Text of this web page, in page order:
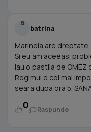
B
batrina
Marinela are dreptate.
Si eu am aceeasi
iau o pastila de
Regimul e cel mai
seara dupa ora 5.
0 Raspunde